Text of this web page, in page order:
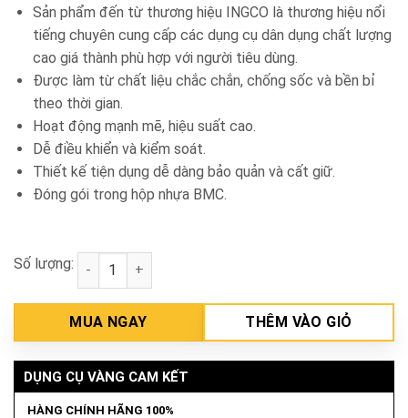
Sản phẩm đến từ thương hiệu INGCO là thương hiệu nổi
tiếng chuyên cung cấp các dụng cụ dân dụng chất lượng
cao giá thành phù hợp với người tiêu dùng.
Được làm từ chất liệu chắc chắn, chống sốc và bền bỉ
theo thời gian.
Hoạt động mạnh mẽ, hiệu suất cao.
Dễ điều khiển và kiểm soát.
Thiết kế tiện dụng dễ dàng bảo quản và cất giữ.
Đóng gói trong hộp nhựa BMC.
Số lượng: Máy khoan đục INGCO RH16008 số lượng
MUA NGAY THÊM VÀO GIỎ
DỤNG CỤ VÀNG CAM KẾT
HÀNG CHÍNH HÃNG 100%